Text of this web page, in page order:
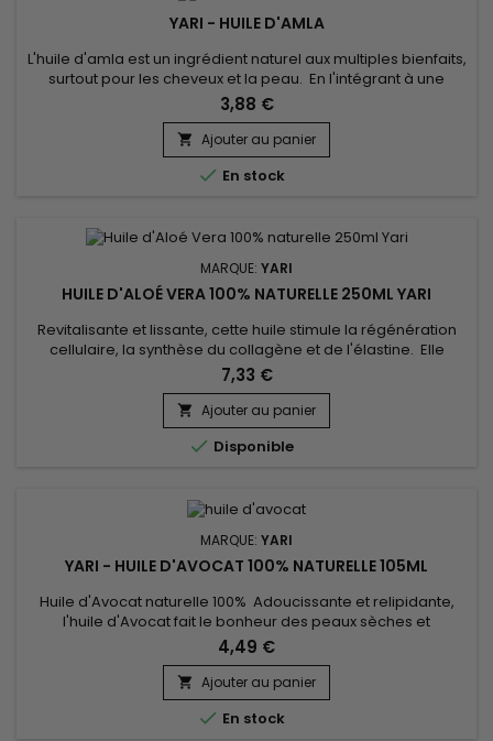
YARI - HUILE D'AMLA
L'huile d'amla est un ingrédient naturel aux multiples bienfaits,
surtout pour les cheveux et la peau. En l'intégrant à une
routine de soins régulière, elle peut améliorer la santé et
l'apparence générale des cheveux, apporter des nutriments
essentiels à la peau et avoir un effet relaxant sur le corps.
3,88 €
 Ajouter au panier
 En stock
MARQUE: YARI
HUILE D'ALOÉ VERA 100% NATURELLE 250ML YARI
Revitalisante et lissante, cette huile stimule la régénération
cellulaire, la synthèse du collagène et de l'élastine. Elle
accélère et favorise la cicatrisation. En soin du visage, l'huile
d'Aloe Vera donne une peau souple et un teint lumineux. Elle
retient l'eau au sein de la fibre capillaire, lutte contre les
démangeaisons, irritations ou pellicules.
7,33 €
 Ajouter au panier
 Disponible
MARQUE: YARI
YARI - HUILE D'AVOCAT 100% NATURELLE 105ML
Huile d'Avocat naturelle 100% Adoucissante et relipidante,
l'huile d'Avocat fait le bonheur des peaux sèches et
fragilisées. Elle est également précieuse en soin pour peaux
matures, grâce à son action antioxydante et régénérante.
Excellente pour les cheveux, l’huile d’Avocat fortifie la
chevelure en lui donnant éclat et brillance. Elle prévient la...
4,49 €
 Ajouter au panier
 En stock